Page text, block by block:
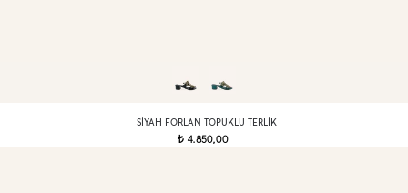
SIYAH FORLAN TOPUKLU TERLIK
t 4.850,00